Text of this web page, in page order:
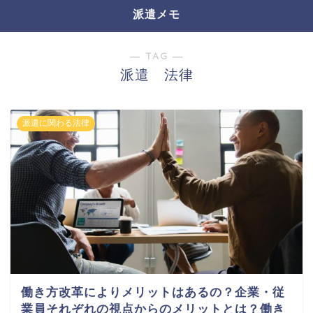
派遣メモ
― TAG ―
派遣 法律
派遣に関わる法律
働き方改革によりメリットはあるの？企業・従
業員それぞれの視点からのメリットとは？働き